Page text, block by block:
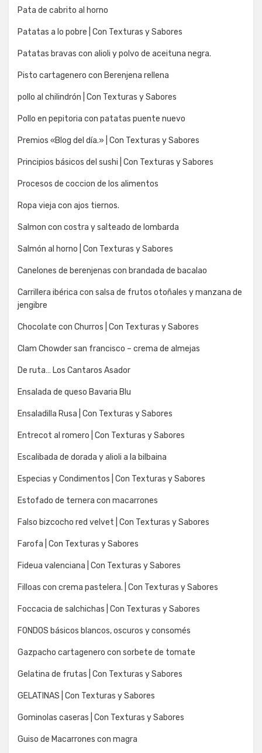
Pata de cabrito al horno
Patatas a lo pobre | Con Texturas y Sabores
Patatas bravas con alioli y polvo de aceituna negra.
Pisto cartagenero con Berenjena rellena
pollo al chilindrón | Con Texturas y Sabores
Pollo en pepitoria con patatas puente nuevo
Premios «Blog del día.» | Con Texturas y Sabores
Principios básicos del sushi | Con Texturas y Sabores
Procesos de coccion de los alimentos
Ropa vieja con ajos tiernos.
Salmon con costra y salteado de lombarda
Salmón al horno | Con Texturas y Sabores
Canelones de berenjenas con brandada de bacalao
Carrillera ibérica con salsa de frutos otoñales y manzana de
jengibre
Chocolate con Churros | Con Texturas y Sabores
Clam Chowder san francisco – crema de almejas
De ruta… Los Cantaros Asador
Ensalada de queso Bavaria Blu
Ensaladilla Rusa | Con Texturas y Sabores
Entrecot al romero | Con Texturas y Sabores
Escalibada de dorada y alioli a la bilbaina
Especias y Condimentos | Con Texturas y Sabores
Estofado de ternera con macarrones
Falso bizcocho red velvet | Con Texturas y Sabores
Farofa | Con Texturas y Sabores
Fideua valenciana | Con Texturas y Sabores
Filloas con crema pastelera. | Con Texturas y Sabores
Foccacia de salchichas | Con Texturas y Sabores
FONDOS básicos blancos, oscuros y consomés
Gazpacho cartagenero con sorbete de tomate
Gelatina de frutas | Con Texturas y Sabores
GELATINAS | Con Texturas y Sabores
Gominolas caseras | Con Texturas y Sabores
Guiso de Macarrones con magra